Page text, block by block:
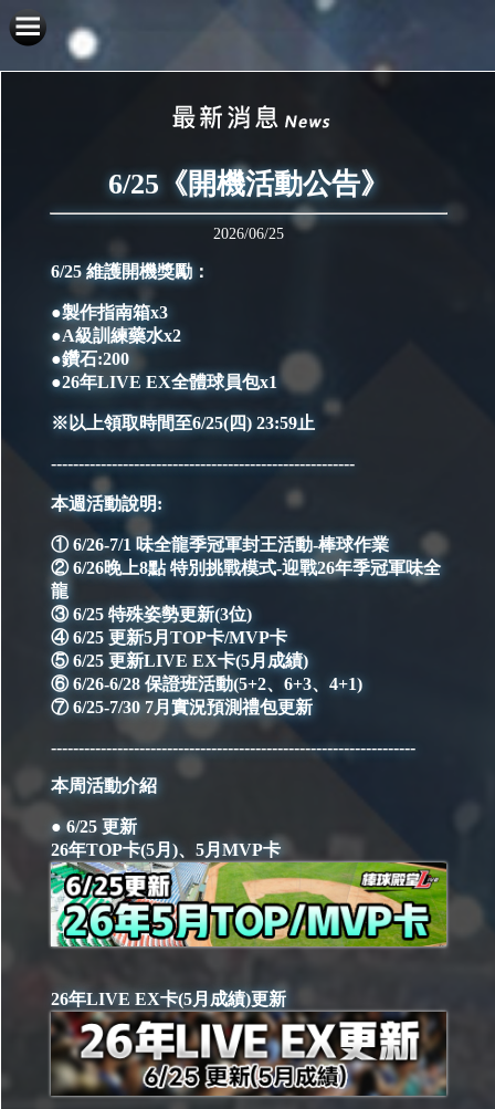
6/25《開機活動公告》
2026/06/25
6/25 維護開機獎勵：
●製作指南箱x3
●A級訓練藥水x2
●鑽石:200
●26年LIVE EX全體球員包x1
※以上領取時間至6/25(四) 23:59止
-------------------------------------------------------
本週活動說明:
① 6/26-7/1 味全龍季冠軍封王活動-棒球作業
② 6/26晚上8點 特別挑戰模式-迎戰26年季冠軍味全
龍
③ 6/25 特殊姿勢更新(3位)
④ 6/25 更新5月TOP卡/MVP卡
⑤ 6/25 更新LIVE EX卡(5月成績)
⑥ 6/26-6/28 保證班活動(5+2、6+3、4+1)
⑦ 6/25-7/30 7月實況預測禮包更新
------------------------------------------------------------------
本周活動介紹
● 6/25 更新
26年TOP卡(5月)、5月MVP卡
26年LIVE EX卡(5月成績)更新